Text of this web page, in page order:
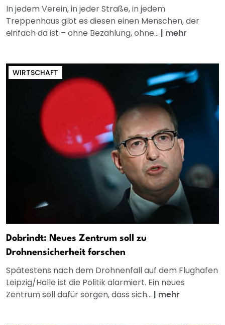
In jedem Verein, in jeder Straße, in jedem
Treppenhaus gibt es diesen einen Menschen, der
einfach da ist – ohne Bezahlung, ohne... | mehr
WIRTSCHAFT
Dobrindt: Neues Zentrum soll zu
Drohnensicherheit forschen
Spätestens nach dem Drohnenfall auf dem Flughafen
Leipzig/Halle ist die Politik alarmiert. Ein neues
Zentrum soll dafür sorgen, dass sich... | mehr